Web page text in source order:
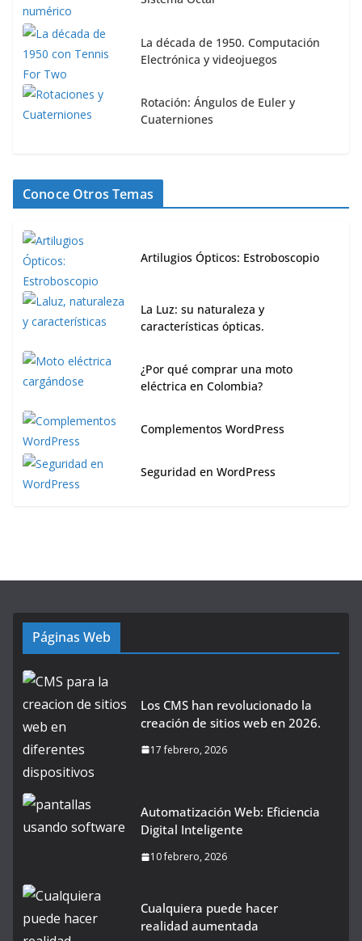
La década de 1950. Computación
Electrónica y videojuegos
Rotación: Ángulos de Euler y
Cuaterniones
Conoce Otros Temas
Artilugios Ópticos: Estroboscopio
La Luz: su naturaleza y
características ópticas.
¿Por qué comprar una moto
eléctrica en Colombia?
Complementos WordPress
Seguridad en WordPress
Páginas Web
Los CMS han revolucionado la
creación de sitios web en 2026.
17 febrero, 2026
Automatización Web: Eficiencia
Digital Inteligente
10 febrero, 2026
Cualquiera puede hacer
realidad aumentada